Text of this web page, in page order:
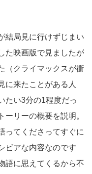
結局見に行けずじまい
た映画版で見ましたが
（クライマックスが衝
に来たことがある人
たい3分の1程度だっ
リーの概要を説明。
ってくださってすぐに
ビアな内容なのです
語に思えてくるから不